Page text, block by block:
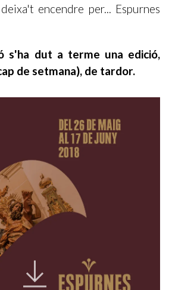
encendre per... Espurnes
s'ha dut a terme una edició,
de setmana), de tardor.